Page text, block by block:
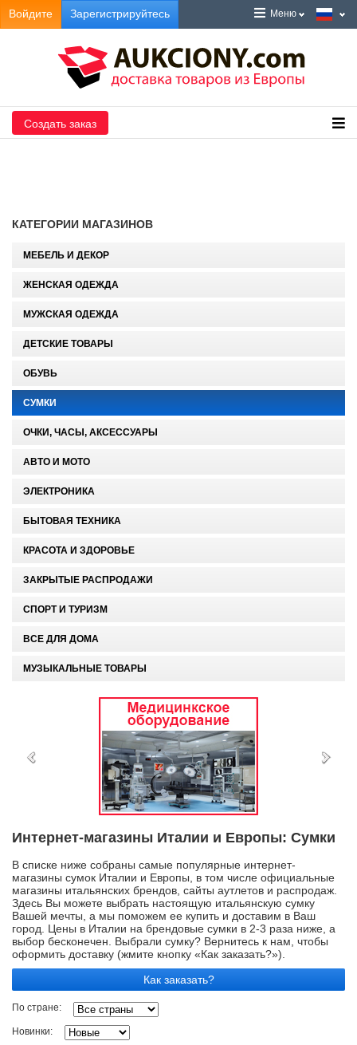
Войдите Зарегистрируйтесь Меню
Создать заказ
КАТЕГОРИИ МАГАЗИНОВ
МЕБЕЛЬ И ДЕКОР
ЖЕНСКАЯ ОДЕЖДА
МУЖСКАЯ ОДЕЖДА
ДЕТСКИЕ ТОВАРЫ
ОБУВЬ
СУМКИ
ОЧКИ, ЧАСЫ, АКСЕССУАРЫ
АВТО И МОТО
ЭЛЕКТРОНИКА
БЫТОВАЯ ТЕХНИКА
КРАСОТА И ЗДОРОВЬЕ
ЗАКРЫТЫЕ РАСПРОДАЖИ
СПОРТ И ТУРИЗМ
ВСЕ ДЛЯ ДОМА
МУЗЫКАЛЬНЫЕ ТОВАРЫ
Интернет-магазины Италии и Европы: Сумки
В списке ниже собраны самые популярные интернет-
магазины сумок Италии и Европы, в том числе официальные
магазины итальянских брендов, сайты аутлетов и распродаж.
Здесь Вы можете выбрать настоящую итальянскую сумку
Вашей мечты, а мы поможем ее купить и доставим в Ваш
город. Цены в Италии на брендовые сумки в 2-3 раза ниже, а
выбор бесконечен. Выбрали сумку? Вернитесь к нам, чтобы
оформить доставку (жмите кнопку «Как заказать?»).
Как заказать?
По стране:
Новинки: